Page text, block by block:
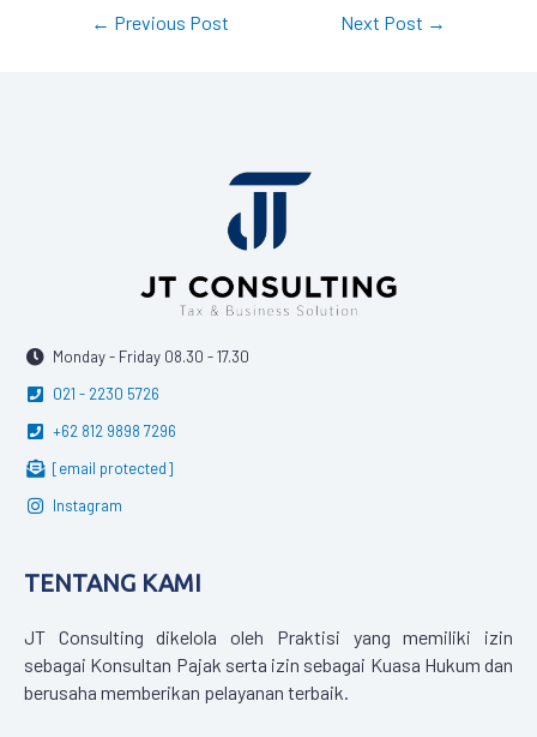
← Previous Post Next Post →
Monday - Friday 08.30 - 17.30
021 - 2230 5726
+62 812 9898 7296
[email protected]
Instagram
TENTANG KAMI
JT Consulting dikelola oleh Praktisi yang memiliki izin
sebagai Konsultan Pajak serta izin sebagai Kuasa Hukum dan
berusaha memberikan pelayanan terbaik.